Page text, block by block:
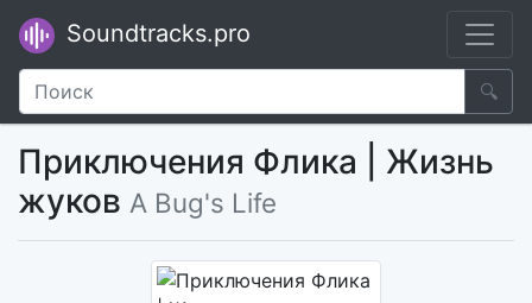
Soundtracks.pro
🔍
Приключения Флика | Жизнь
жуков A Bug's Life